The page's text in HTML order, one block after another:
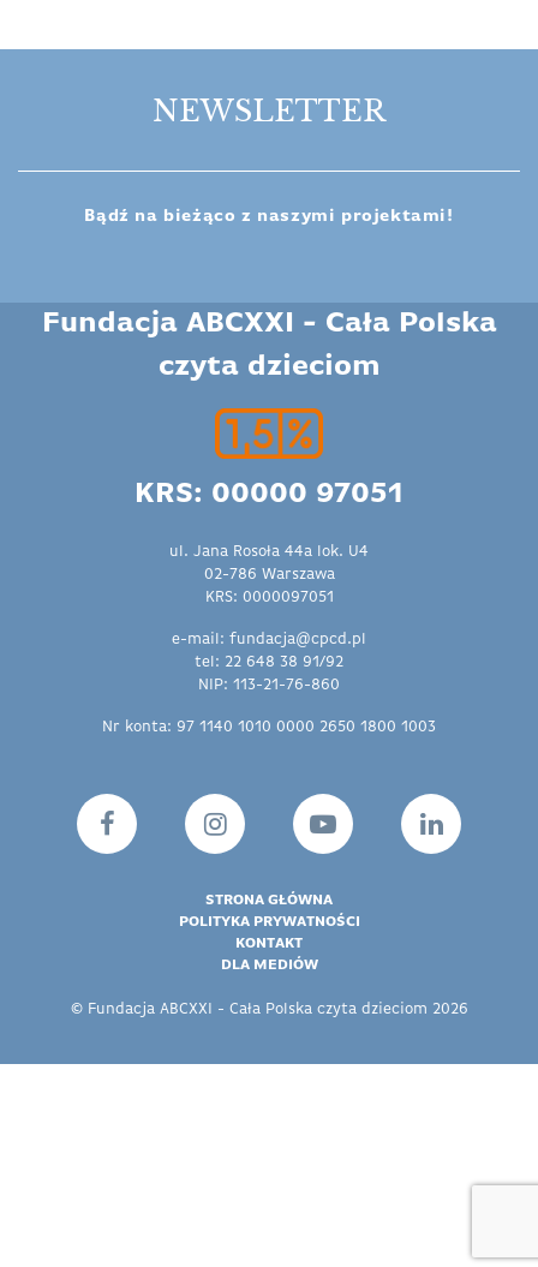
NEWSLETTER
Bądź na bieżąco z naszymi projektami!
Fundacja ABCXXI - Cała Polska
czyta dzieciom
KRS: 00000 97051
ul. Jana Rosoła 44a lok. U4
02-786 Warszawa
KRS: 0000097051
e-mail: fundacja@cpcd.pl
tel: 22 648 38 91/92
NIP: 113-21-76-860
Nr konta: 97 1140 1010 0000 2650 1800 1003
© Fundacja ABCXXI - Cała Polska czyta dzieciom 2026
STRONA GŁÓWNA
POLITYKA PRYWATNOŚCI
KONTAKT
DLA MEDIÓW